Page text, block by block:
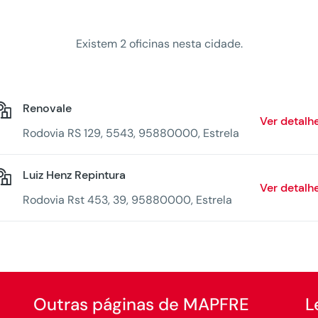
Existem 2 oficinas nesta cidade.
Renovale
Rodovia RS 129, 5543, 95880000, Estrela
Ver
Luiz Henz Repintura
Rodovia Rst 453, 39, 95880000, Estrela
Ver
Outras páginas de MAPFRE